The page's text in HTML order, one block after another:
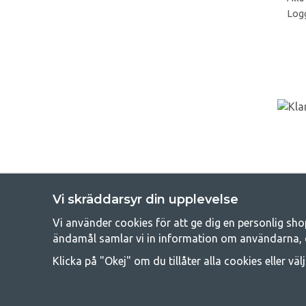
råd med att campa så därför erbjuder vi riktigt bra
Vi skräddarsyr din upplevelse
Vi använder cookies för att ge dig en personlig
ändamål samlar vi in information om användarna,
Klicka på "Okej" om du tillåter alla cookies eller